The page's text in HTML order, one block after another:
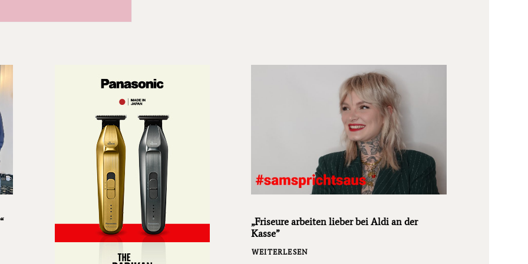
„Friseure arbeiten lieber bei Aldi an der
Kasse”
WEITERLESEN